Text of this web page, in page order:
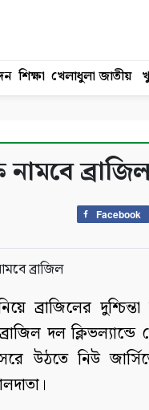
শিক্ষা খেলাধুলা জাতীয়
Facebook
ব্রাজিলের
দল
উঠতে নিউ